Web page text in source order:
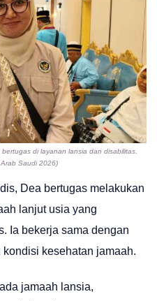
di layanan lansia dan disabilitas.
Saudi 2026)
Dea bertugas melakukan
lanjut usia yang
Ia bekerja sama dengan
kesehatan jamaah.
jamaah lansia,